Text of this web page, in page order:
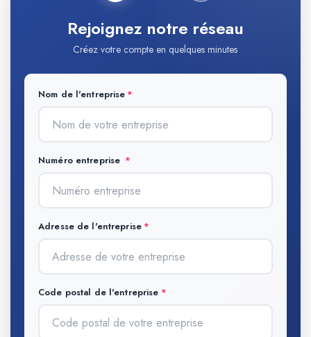
Rejoignez notre réseau
Créez votre compte en quelques minutes
Nom de l'entreprise
Numéro entreprise
Adresse de l'entreprise
Code postal de l'entreprise